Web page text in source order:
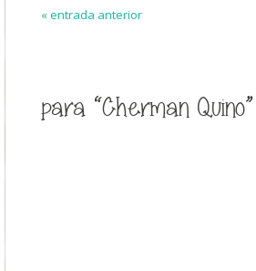
« entrada anterior
para “Cherman Quino”